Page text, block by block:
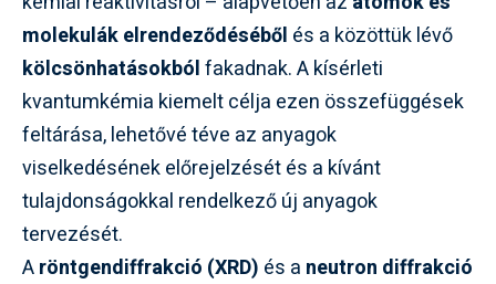
molekulák elrendeződéséből és a közöttük lévő
kölcsönhatásokbólfakadnak. A kísérleti
kvantumkémia kiemelt célja ezen összefüggések
feltárása, lehetővé téve az anyagok
viselkedésének előrejelzését és a kívánt
tulajdonságokkal rendelkező új anyagok
tervezését.
Aröntgendiffrakció (XRD) és a neutron diffrakció